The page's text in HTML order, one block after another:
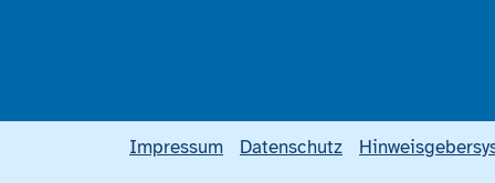
Impressum Datenschutz